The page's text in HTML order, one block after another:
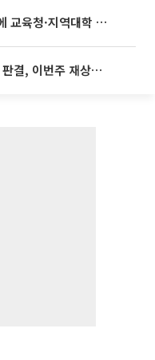
학 서·논술형 입시 연계 '착수'
최태원·노소영 '9440억 분할' 판결, 이번주 재상고 여부 주목